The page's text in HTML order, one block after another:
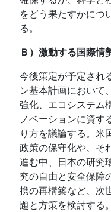
をどう果たすかにつ
る。
Ｂ）激動する国際情
今後策定が予定され
ン基本計画において
強化、エコシステム
ノベーションに資す
り方を議論する。米
政策の保守化や、そ
進む中、日本の研究
究の自由と安全保障
携の再構築など、次
題と方策を検討する。